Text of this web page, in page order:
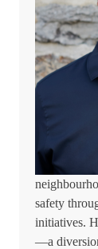
safety
initiatives.
—a